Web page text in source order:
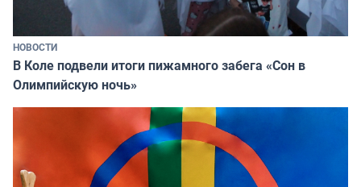
НОВОСТИ
В Коле подвели итоги пижамного забега «Сон в
Олимпийскую ночь»